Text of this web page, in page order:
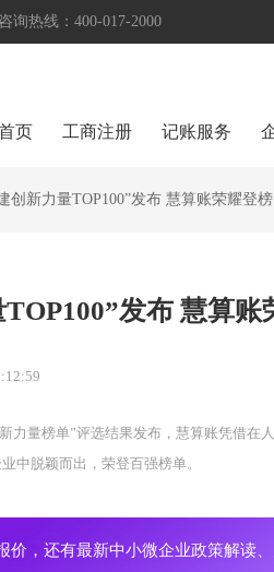
咨询热线：400-017-2000
页 工商注册 记账服务
创新力量TOP100”发布 慧算账荣耀登榜
发布 慧算账
力量榜单”评选结果发布，慧算账凭借在
中脱颖而出，荣登百强榜单。
价，还有最新中小微企业政策解读